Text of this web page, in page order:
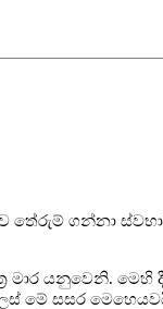
තේරුම් ගන්නා
මාර යනුවෙනි. මෙහි
මේ සසර